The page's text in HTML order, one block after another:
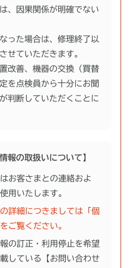
、因果関係が明確でない
った場合は、修理終了以
せていただきます。
改善、機器の交換（買替
を点検員から十分にお聞
判断していただくことに
報の取扱いについて】
お客さまとの連絡およ
用いたします。
詳細につきましては「個
ご覧ください。
の訂正・利用停止を希望
している【お問い合わせ